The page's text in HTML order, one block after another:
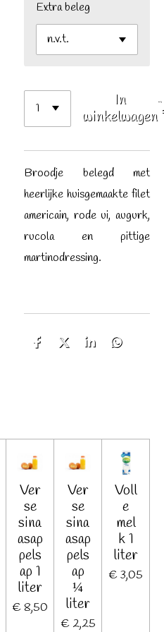
Extra beleg
In
winkelwagen
Broodje belegd met
heerlijke huisgemaakte filet
americain, rode ui, augurk,
rucola en pittige
martinodressing.
D
D
S
D
Ver
se
sina
asap
pels
ap 1
liter
€ 8,50
Ver
se
sina
asap
pels
ap
¼
liter
€ 2,25
Voll
e
mel
k 1
liter
€ 3,05